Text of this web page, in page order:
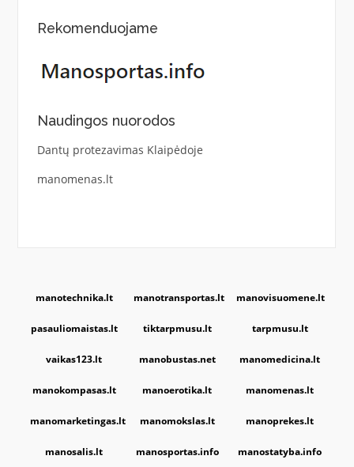
Rekomenduojame
Naudingos nuorodos
Dantų protezavimas Klaipėdoje
manomenas.lt
manotechnika.lt manotransportas.lt manovisuomene.lt
pasauliomaistas.lt tiktarpmusu.lt tarpmusu.lt
vaikas123.lt manobustas.net manomedicina.lt
manokompasas.lt manoerotika.lt manomenas.lt
manomarketingas.lt manomokslas.lt manoprekes.lt
manosalis.lt manosportas.info manostatyba.info